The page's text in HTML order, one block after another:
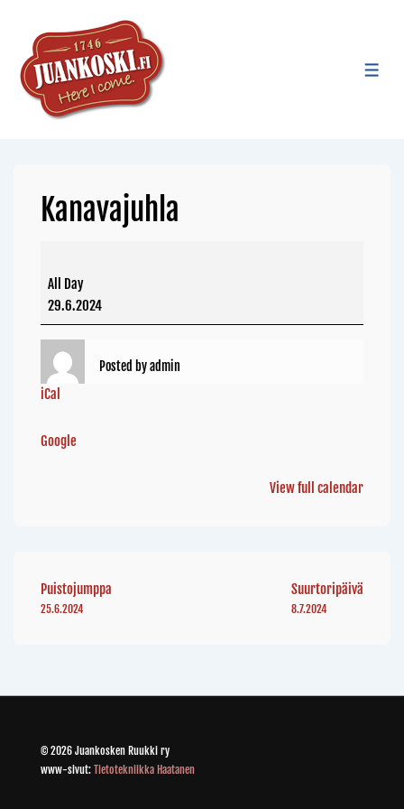
Kanavajuhla
All Day
29.6.2024
Posted byadmin
iCal
Google
View full calendar
Puistojumppa
25.6.2024
Suurtoripäivä
8.7.2024
© 2026 Juankosken Ruukki ry
www-sivut: Tietotekniikka Haatanen